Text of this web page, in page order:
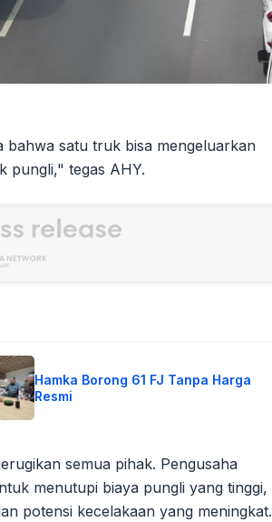
bahwa satu truk bisa mengeluarkan
pungli," tegas AHY.
Hamka Borong 61 FJ Tanpa Harga
Resmi
semua pihak. Pengusaha
menutupi biaya pungli yang tinggi,
potensi kecelakaan yang meningkat.